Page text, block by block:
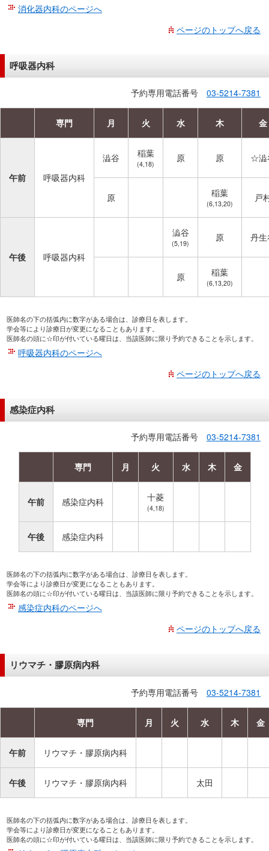
消化器内科のページへ
ページのトップへ戻る
呼吸器内科
予約専用電話番号 03-5214-7381
専門 月 火 水 木 金
午前 呼吸器内科
澁谷 稲葉
(4,18)
原 原 ☆澁
原 稲葉
(6,13,20)
戸
午後 呼吸器内科
澁谷
(5,19)
原 丹
原 稲葉
(6,13,20)
医師名の下の括弧内に数字がある場合は、診療日を表します。
学会等により診療日が変更になることもあります。
医師名の頭に☆印が付いている曜日は、当該医師に限り予約できることを示します。
呼吸器内科のページへ
ページのトップへ戻る
感染症内科
予約専用電話番号 03-5214-7381
専門 月 火 水 木 金
午前 感染症内科 十菱
(4,18)
午後 感染症内科
医師名の下の括弧内に数字がある場合は、診療日を表します。
学会等により診療日が変更になることもあります。
医師名の頭に☆印が付いている曜日は、当該医師に限り予約できることを示します。
感染症内科のページへ
ページのトップへ戻る
リウマチ・膠原病内科
予約専用電話番号 03-5214-7381
専門 月 火 水 木 金
午前 リウマチ・膠原病内科
午後 リウマチ・膠原病内科 太田
医師名の下の括弧内に数字がある場合は、診療日を表します。
学会等により診療日が変更になることもあります。
医師名の頭に☆印が付いている曜日は、当該医師に限り予約できることを示します。